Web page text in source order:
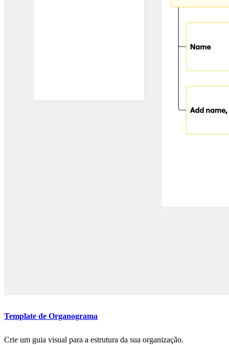
Template de Organograma
Crie um guia visual para a estrutura da sua organização.